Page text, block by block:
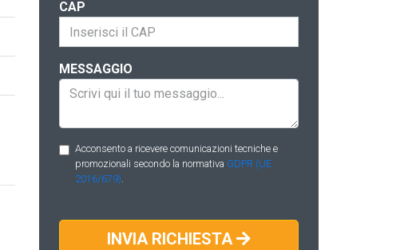
CAP
MESSAGGIO
Acconsento a ricevere comunicazioni tecniche e
promozionali secondo la normativa GDPR (UE
2016/679).
INVIA RICHIESTA